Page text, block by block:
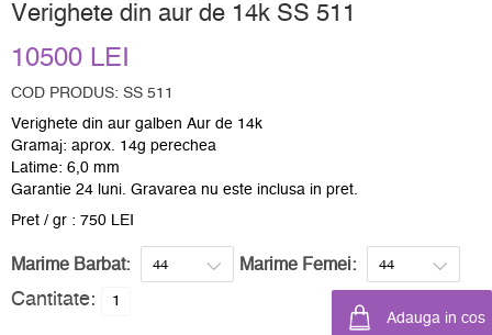
Verighete din aur de 14k SS 511
10500 LEI
COD PRODUS: SS 511
Verighete din aur galben Aur de 14k
Gramaj: aprox. 14g perechea
Latime: 6,0 mm
Garantie 24 luni. Gravarea nu este inclusa in pret.
Pret / gr : 750 LEI
Marime Barbat: Marime Femei:
Cantitate: